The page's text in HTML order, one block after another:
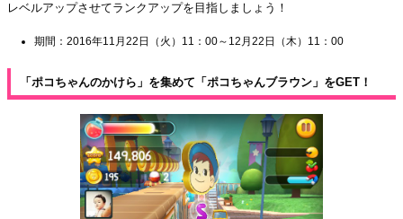
レベルアップさせてランクアップを目指しましょう！
期間：2016年11月22日（火）11：00～12月22日（木）11：00
「ポコちゃんのかけら」を集めて「ポコちゃんブラウン」をGET！